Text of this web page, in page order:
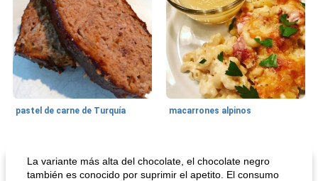
pastel de carne de Turquía macarrones alpinos
La variante más alta del chocolate, el chocolate negro
también es conocido por suprimir el apetito. El consumo